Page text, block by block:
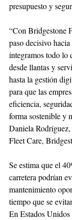
presupuesto y
“Con Bridgestone
paso decisivo
integramos todo lo
desde llantas y
hasta la gestión
para que las
eficiencia,
forma sostenible y
Daniela
Fleet Care,
Se estima que el
carretera podrían
mantenimiento
tiempo que se
En Estados